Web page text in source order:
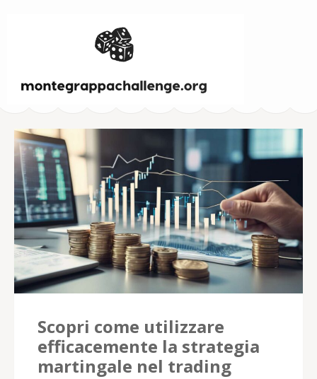
– Betting
Scopri come utilizzare
efficacemente la strategia
martingale nel trading